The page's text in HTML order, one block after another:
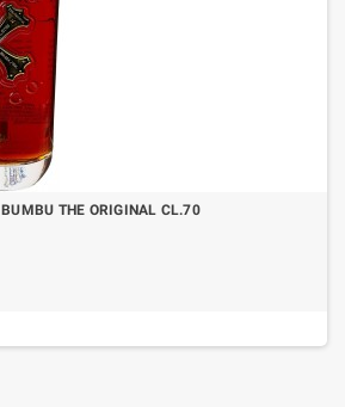
THE ORIGINAL CL.70